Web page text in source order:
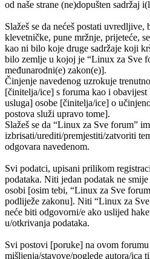
od naše strane (ne)dopušten sadržaj
Slažeš se da nećeš postati uvredljive,
klevetničke, pune mržnje, prijeteće,
kao ni bilo koje druge sadržaje koji
bilo zemlje u kojoj je “Linux za Sve
međunarodni(e) zakon(e)].
Činjenje navedenog uzrokuje
[činitelja/ice] s foruma kao i
usluga] osobe [činitelja/ice] o
postova služi upravo tome].
Slažeš se da “Linux za Sve forum”
izbrisati/urediti/premjestiti/zatvoriti
odgovara navedenom.
Svi podatci, upisani prilikom
podataka. Niti jedan podatak ne
osobi [osim tebi, “Linux za Sve
podliježe zakonu]. Niti “Linux za
neće biti odgovorni/e ako uslijed
u/otkrivanja podataka.
Svi postovi [poruke] na ovom forumu
mišljenja/stavove/poglede autora/ica